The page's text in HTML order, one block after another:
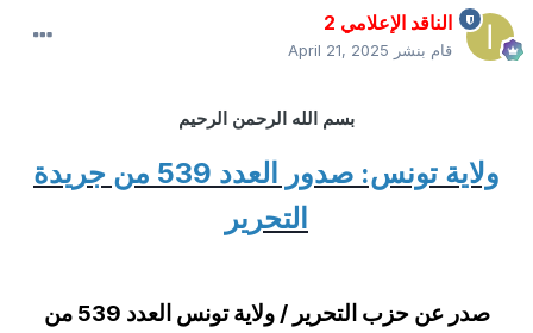
الناقد الإعلامي 2
قام بنشر April 21, 2025
بسم الله الرحمن الرحيم
ولاية تونس: صدور العدد 539 من جريدة
التحرير
صدر عن حزب التحرير / ولاية تونس العدد 539 من